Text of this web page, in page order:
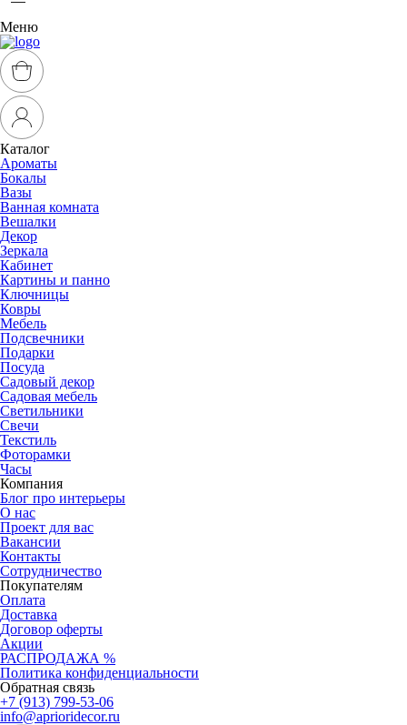
Меню
Каталог
Ароматы
Бокалы
Вазы
Ванная комната
Вешалки
Декор
Зеркала
Кабинет
Картины и панно
Ключницы
Ковры
Мебель
Подсвечники
Подарки
Посуда
Садовый декор
Садовая мебель
Светильники
Свечи
Текстиль
Фоторамки
Часы
Компания
Блог про интерьеры
О нас
Проект для вас
Вакансии
Контакты
Сотрудничество
Покупателям
Оплата
Доставка
Договор оферты
Акции
РАСПРОДАЖА %
Политика конфиденциальности
Обратная связь
+7 (913) 799-53-06
info@aprioridecor.ru